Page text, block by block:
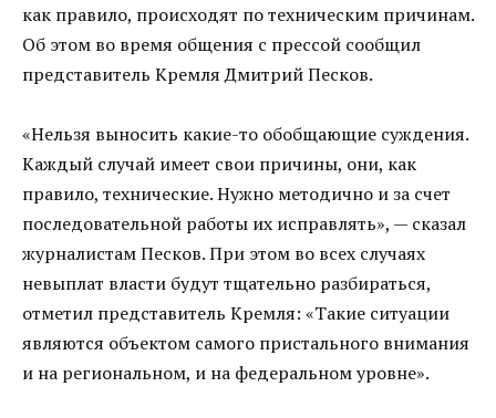
как правило, происходят по техническим причинам.
Об этом во время общения с прессой сообщил
представитель Кремля Дмитрий Песков.
«Нельзя выносить какие-то обобщающие суждения.
Каждый случай имеет свои причины, они, как
правило, технические. Нужно методично и за счет
последовательной работы их исправлять», — сказал
журналистам Песков. При этом во всех случаях
невыплат власти будут тщательно разбираться,
отметил представитель Кремля: «Такие ситуации
являются объектом самого пристального внимания
и на региональном, и на федеральном уровне».